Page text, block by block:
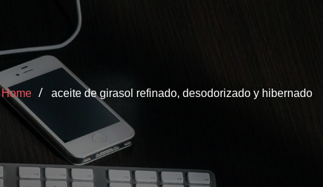
Home aceite de girasol refinado, desodorizado y hibernado